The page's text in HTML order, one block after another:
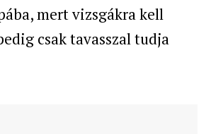
mert vizsgákra kell
csak tavasszal tudja